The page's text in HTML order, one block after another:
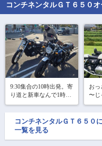
コンチネンタルＧＴ６５０
9:30集合の10時出発。寄
り道と新車なんで1時間
おきくらいに休憩しな
がら垂水まで行って海
鮮食って佐多岬へ。い
つの間にか腰に掛けて
おっ
〜じ
強い
参加
9月
コンチネンタルＧＴ６５０
一覧を見る